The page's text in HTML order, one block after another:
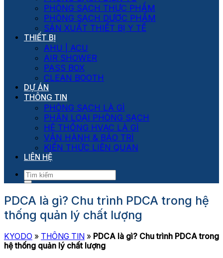
PHÒNG SẠCH THỰC PHẨM
PHÒNG SẠCH DƯỢC PHẨM
SẢN XUẤT THIẾT BỊ Y TẾ
THIẾT BỊ
AHU | ACU
AIR SHOWER
PASS BOX
CLEAN BOOTH
DỰ ÁN
THÔNG TIN
PHÒNG SẠCH LÀ GÌ
PHÂN LOẠI PHÒNG SẠCH
HỆ THỐNG HVAC LÀ GÌ
VẬN HÀNH & BẢO TRÌ
KIẾN THỨC LIÊN QUAN
LIÊN HỆ
PDCA là gì? Chu trình PDCA trong hệ
thống quản lý chất lượng
KYODO » THÔNG TIN » PDCA là gì? Chu trình PDCA trong
hệ thống quản lý chất lượng